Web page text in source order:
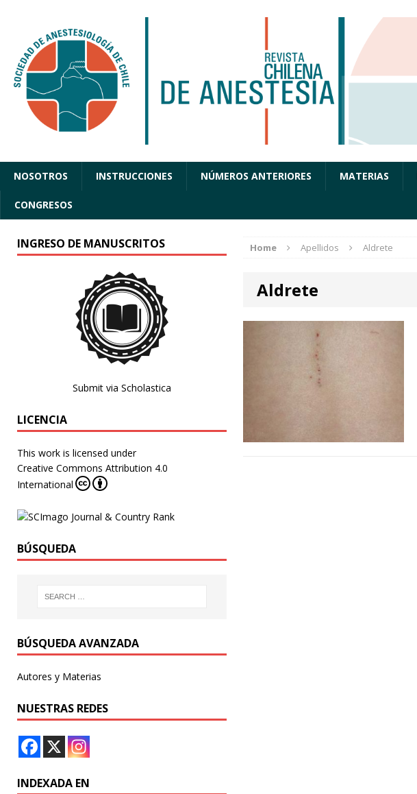
NOSOTROS INSTRUCCIONES NÚMEROS ANTERIORES MATERIAS
CONGRESOS
Home Apellidos Aldrete
Aldrete
INGRESO DE MANUSCRITOS
Submit via Scholastica
LICENCIA
This work is licensed under
Creative Commons Attribution 4.0
International
BÚSQUEDA
BÚSQUEDA AVANZADA
Autores y Materias
NUESTRAS REDES
INDEXADA EN